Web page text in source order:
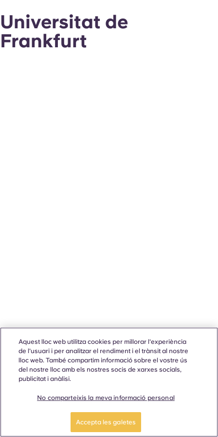
Universitat de
Frankfurt
Aquest lloc web utilitza cookies per millorar l'experiència
de l'usuari i per analitzar el rendiment i el trànsit al nostre
lloc web. També compartim informació sobre el vostre ús
del nostre lloc amb els nostres socis de xarxes socials,
publicitat i anàlisi.
No comparteixis la meva informació personal
Accepta les galetes